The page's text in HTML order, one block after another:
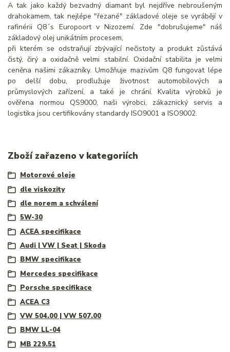
A tak jako každý bezvadný diamant byl nejdříve nebroušeným
drahokamem, tak nejlépe "řezané" základové oleje se vyrábějí v
rafinérii Q8´s Europoort v Nizozemí. Zde "dobrušujeme" náš
základový olej unikátním procesem,
při kterém se odstraňují zbývající nečistoty a produkt zůstává
čistý, čirý a oxidačně velmi stabilní. Oxidační stabilita je velmi
ceněna našimi zákazníky. Umožňuje mazivům Q8 fungovat lépe
po delší dobu, prodlužuje životnost automobilových a
průmyslových zařízení, a také je chrání. Kvalita výrobků je
ověřena normou QS9000, naši výrobci, zákaznický servis a
logistika jsou certifikovány standardy ISO9001 a ISO9002.
Zboží zařazeno v kategoriích
Motorové oleje
dle viskozity
dle norem a schválení
5W-30
ACEA specifikace
Audi | VW | Seat | Skoda
BMW specifikace
Mercedes specifikace
Porsche specifikace
ACEA C3
VW 504.00 | VW 507.00
BMW LL-04
MB 229.51